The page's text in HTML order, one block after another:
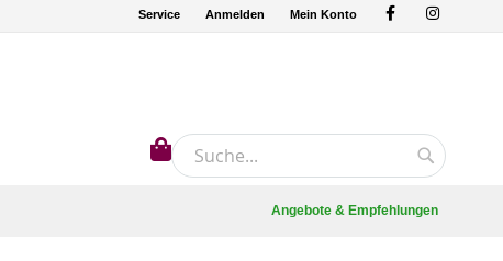
Service Anmelden Mein Konto
Suche
Mein Warenkorb
Angebote & Empfehlungen